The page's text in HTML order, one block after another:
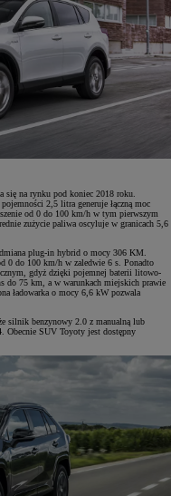
się na rynku pod koniec 2018 roku.
2,5 litra generuje łączną moc
od 0 do 100 km/h w tym pierwszym
zużycie paliwa oscyluje w granicach 5,6
plug-in hybrid o mocy 306 KM.
0 do 100 km/h w zaledwie 6 s. Ponadto
gdyż dzięki pojemnej baterii litowo-
do 75 km, a w warunkach miejskich prawie
ładowarka o mocy 6,6 kW pozwala
silnik benzynowy 2.0 z manualną lub
Obecnie SUV Toyoty jest dostępny